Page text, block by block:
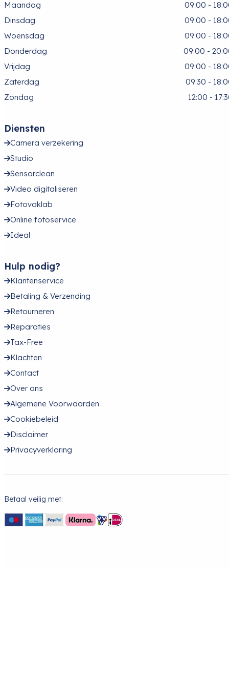
Maandag
09:00 -
Dinsdag
09:00 -
Woensdag
09:00 -
Donderdag
09:00 -
Vrijdag
09:00 -
Zaterdag
09:30 -
Zondag
12:00 -
Diensten
Camera verzekering
Studio
Sensorclean
Video digitaliseren
Fotovaklab
Online fotoservice
Ideal
Hulp nodig?
Klantenservice
Betaling & Verzending
Retourneren
Reparaties
Tax-Free
Klachten
Contact
Over ons
Algemene Voorwaarden
Cookiebeleid
Disclaimer
Privacyverklaring
Betaal veilig met: